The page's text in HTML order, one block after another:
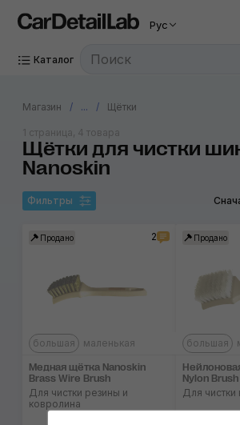
Рус
Каталог
Магазин ... Щётки
Щётки для чистки
Nanoskin
1 страница, 4 товара
Фильтры
Продано 2
большая маленькая
Медная щётка Nanoskin
Brass Wire Brush
Для чистки резины и
ковролина
Продано
большая
Nylon Brush
Для чистки